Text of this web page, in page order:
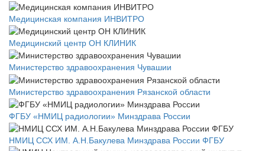
Медицинская компания ИНВИТРО
Медицинский центр ОН КЛИНИК
Министерство здравоохранения Чувашии
Министерство здравоохранения Рязанской области
ФГБУ «НМИЦ радиологии» Минздрава России
НМИЦ ССХ ИМ. А.Н.Бакулева Минздрава России ФГБУ